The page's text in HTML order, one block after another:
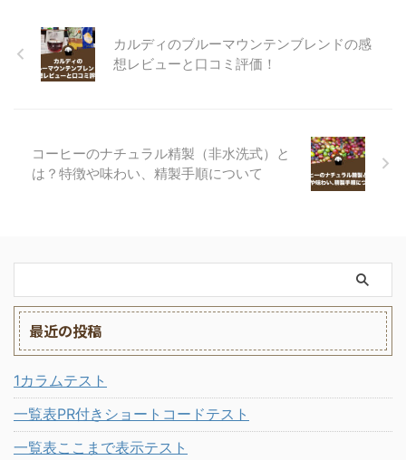
カルディのブルーマウンテンブレンドの感
想レビューと口コミ評価！
コーヒーのナチュラル精製（非水洗式）と
は？特徴や味わい、精製手順について
最近の投稿
1カラムテスト
一覧表PR付きショートコードテスト
一覧表ここまで表示テスト